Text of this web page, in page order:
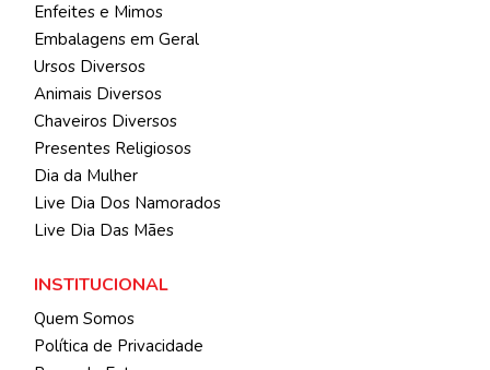
Enfeites e Mimos
Embalagens em Geral
Ursos Diversos
Animais Diversos
Chaveiros Diversos
Presentes Religiosos
Dia da Mulher
Live Dia Dos Namorados
Live Dia Das Mães
INSTITUCIONAL
Quem Somos
Política de Privacidade